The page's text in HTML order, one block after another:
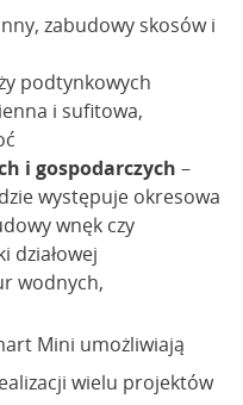
zabudowy skosów i
podtynkowych
i sufitowa,
i gospodarczych –
występuje okresowa
wnęk czy
działowej
wodnych,
Mini umożliwiają
wielu projektów